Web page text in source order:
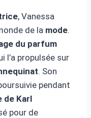
, Vanessa
de la mode.
du parfum
l’a propulsée sur
. Son
pendant
de Karl
pour de